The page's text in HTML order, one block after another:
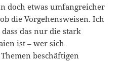
doch etwas umfangreicher
die Vorgehensweisen. Ich
das nur die stark
ist – wer sich
beschäftigen